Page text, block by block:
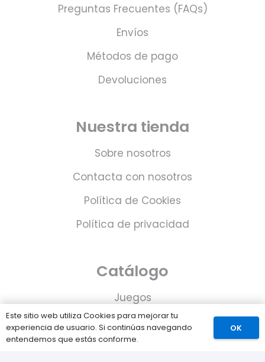
Preguntas Frecuentes (FAQs)
Envíos
Métodos de pago
Devoluciones
Nuestra tienda
Sobre nosotros
Contacta con nosotros
Política de Cookies
Política de privacidad
Catálogo
Juegos
Consolas
Accesorios para tu PS5
Este sitio web utiliza Cookies para mejorar tu
experiencia de usuario. Si continúas navegando
entendemos que estás conforme.
OK